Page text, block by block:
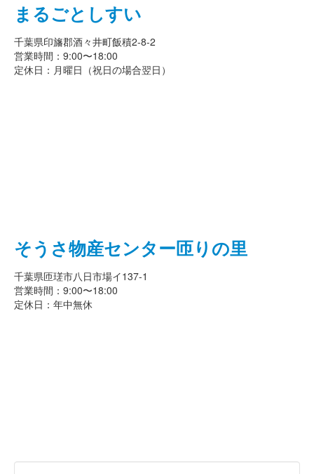
まるごとしすい
千葉県印旛郡酒々井町飯積2-8-2
営業時間：9:00〜18:00
定休日：月曜日（祝日の場合翌日）
そうさ物産センター匝りの里
千葉県匝瑳市八日市場イ137-1
営業時間：9:00〜18:00
定休日：年中無休